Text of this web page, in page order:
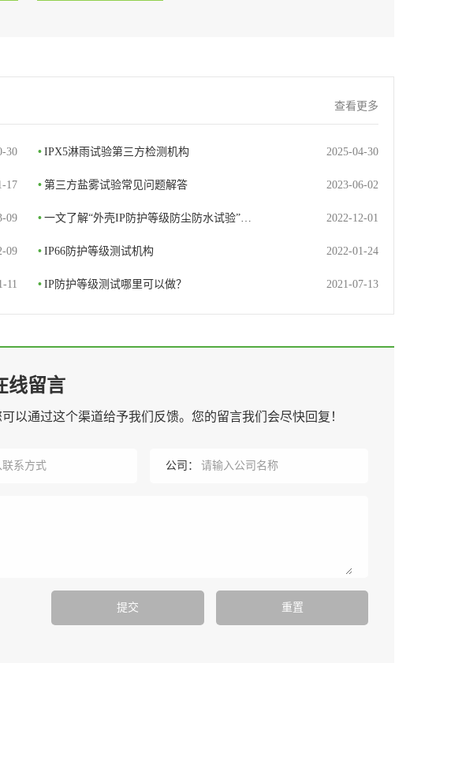
查看更多
30 • 2025-04-30
IPX5淋雨试验第三方检测机构
17 • 2023-06-02
第三方盐雾试验常见问题解答
09 • 2022-12-01
一文了解“外壳IP防护等级防尘防水试验”…
09 • 2022-01-24
IP66防护等级测试机构
11 • 2021-07-13
IP防护等级测试哪里可以做？
线留言
以通过这个渠道给予我们反馈。您的留言我们会尽快回复！
公司：